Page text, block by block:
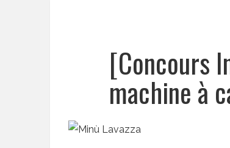
[Concours
machine à